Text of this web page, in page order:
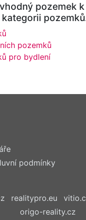
pozemek
pozemků
pro bydlení
podmínky
realitypro.eu
origo-reality.cz